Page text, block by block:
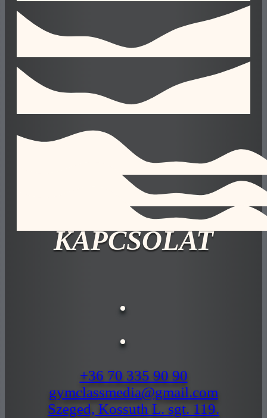
KAPCSOLAT
+36 70 335 90 90
gymclassmedia@gmail.com
Szeged, Kossuth L. sgt. 119.